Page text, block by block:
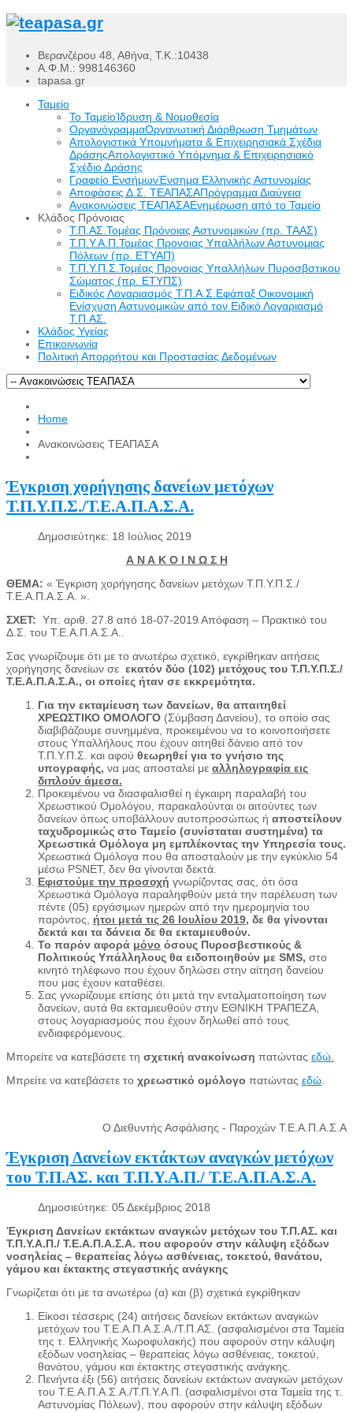
Βερανζέρου 48, Αθήνα, Τ.Κ.:10438
Α.Φ.Μ.: 998146360
tapasa.gr
Ταμείο
Το ΤαμείοΊδρυση & Νομοθεσία
ΟργανόγραμμαΟργανωτική Διάρθρωση Τμημάτων
Απολογιστικά Υπομνήματα & Επιχειρησιακά Σχέδια
ΔράσηςΑπολογιστικό Υπόμνημα & Επιχειρησιακό
Σχέδιο Δράσης
Γραφείο ΕνσήμωνΈνσημα Ελληνικής Αστυνομίας
Αποφάσεις Δ.Σ. ΤΕΑΠΑΣΑΠρόγραμμα Διαύγεια
Ανακοινώσεις ΤΕΑΠΑΣΑΕνημέρωση από το Ταμείο
Κλάδος Πρόνοιας
Τ.Π.ΑΣ.Τομέας Πρόνοιας Αστυνομικών (πρ. ΤΑΑΣ)
Τ.Π.Υ.Α.Π.Τομέας Προνοιας Υπαλλήλων Αστυνομιας
Πόλεων (πρ. ΕΤΥΑΠ)
Τ.Π.Υ.Π.Σ.Τομέας Προνοιας Υπαλλήλων Πυροσβστικου
Σώματος (πρ. ΕΤΥΠΣ)
Ειδικός Λογαριασμός Τ.Π.Α.Σ.Εφάπαξ Οικονομική
Ενίσχυση Αστυνομικών από τον Ειδικό Λογαριασμό
Τ.Π.ΑΣ.
Κλάδος Υγείας
Επικοινωνία
Πολιτική Απορρήτου και Προστασίας Δεδομένων
Home
Ανακοινώσεις ΤΕΑΠΑΣΑ
Έγκριση χορήγησης δανείων μετόχων
Τ.Π.Υ.Π.Σ./Τ.Ε.Α.Π.Α.Σ.Α.
Δημοσιεύτηκε: 18 Ιούλιος 2019
Α Ν Α Κ Ο Ι Ν Ω Σ Η
ΘΕΜΑ: « Έγκριση χορήγησης δανείων μετόχων Τ.Π.Υ.Π.Σ./
Τ.Ε.Α.Π.Α.Σ.Α. ».
ΣΧΕΤ: Υπ. αριθ. 27.8 από 18-07-2019 Απόφαση – Πρακτικό του
Δ.Σ. του Τ.Ε.Α.Π.Α.Σ.Α..
Σας γνωρίζουμε ότι με το ανωτέρω σχετικό, εγκρίθηκαν αιτήσεις
χορήγησης δανείων σε εκατόν δύο (102) μετόχους του Τ.Π.Υ.Π.Σ./
Τ.Ε.Α.Π.Α.Σ.Α., οι οποίες ήταν σε εκκρεμότητα.
Για την εκταμίευση των δανείων, θα απαιτηθεί
ΧΡΕΩΣΤΙΚΟ ΟΜΟΛΟΓΟ (Σύμβαση Δανείου), το οποίο σας
διαβιβάζουμε συνημμένα, προκειμένου να το κοινοποιήσετε
στους Υπαλλήλους που έχουν αιτηθεί δάνειο από τον
Τ.Π.Υ.Π.Σ. και αφού θεωρηθεί για το γνήσιο της
υπογραφής, να μας αποσταλεί με αλληλογραφία εις
διπλούν άμεσα.
Προκειμένου να διασφαλισθεί η έγκαιρη παραλαβή του
Χρεωστικού Ομολόγου, παρακαλούνται οι αιτούντες των
δανείων όπως υποβάλλουν αυτοπροσώπως ή αποστείλουν
ταχυδρομικώς στο Ταμείο (συνίσταται συστημένα) τα
Χρεωστικά Ομόλογα μη εμπλέκοντας την Υπηρεσία τους.
Χρεωστικά Ομόλογα που θα αποσταλούν με την εγκύκλιο 54
μέσω PSNET, δεν θα γίνονται δεκτά.
Εφιστούμε την προσοχή γνωρίζοντας σας, ότι όσα
Χρεωστικά Ομόλογα παραληφθούν μετά την παρέλευση των
πέντε (05) εργάσιμων ημερών από την ημερομηνία του
παρόντος, ήτοι μετά τις 26 Ιουλίου 2019, δε θα γίνονται
δεκτά και τα δάνεια δε θα εκταμιευθούν.
Το παρόν αφορά μόνο όσους Πυροσβεστικούς &
Πολιτικούς Υπάλληλους θα ειδοποιηθούν με SMS, στο
κινητό τηλέφωνο που έχουν δηλώσει στην αίτηση δανείου
που μας έχουν καταθέσει.
Σας γνωρίζουμε επίσης ότι μετά την ενταλματοποίηση των
δανείων, αυτά θα εκταμιευθούν στην ΕΘΝΙΚΗ ΤΡΑΠΕΖΑ,
στους λογαριασμούς που έχουν δηλωθεί από τους
ενδιαφερόμενους.
Μπορείτε να κατεβάσετε τη σχετική ανακοίνωση πατώντας εδώ.
Μπρείτε να κατεβάσετε το χρεωστικό ομόλογο πατώντας εδώ.
Ο Διεθυντής Ασφάλισης - Παροχών Τ.Ε.Α.Π.Α.Σ.Α
Έγκριση Δανείων εκτάκτων αναγκών μετόχων
του Τ.Π.ΑΣ. και Τ.Π.Υ.Α.Π./ Τ.Ε.Α.Π.Α.Σ.Α.
Δημοσιεύτηκε: 05 Δεκέμβριος 2018
Έγκριση Δανείων εκτάκτων αναγκών μετόχων του Τ.Π.ΑΣ. και
Τ.Π.Υ.Α.Π./ Τ.Ε.Α.Π.Α.Σ.Α. που αφορούν στην κάλυψη εξόδων
νοσηλείας – θεραπείας λόγω ασθένειας, τοκετού, θανάτου,
γάμου και έκτακτης στεγαστικής ανάγκης
Γνωρίζεται ότι με τα ανωτέρω (α) και (β) σχετικά εγκρίθηκαν
Είκοσι τέσσερις (24) αιτήσεις δανείων εκτάκτων αναγκών
μετόχων του Τ.Ε.Α.Π.Α.Σ.Α./Τ.Π.ΑΣ. (ασφαλισμένοι στα Ταμεία
της τ. Ελληνικής Χωροφυλακής) που αφορούν στην κάλυψη
εξόδων νοσηλείας – θεραπείας λόγω ασθένειας, τοκετού,
θανάτου, γάμου και έκτακτης στεγαστικής ανάγκης.
Πενήντα έξι (56) αιτήσεις δανείων εκτάκτων αναγκών μετόχων
του Τ.Ε.Α.Π.Α.Σ.Α./Τ.Π.Υ.Α.Π. (ασφαλισμένοι στα Ταμεία της τ.
Αστυνομίας Πόλεων), που αφορούν στην κάλυψη εξόδων